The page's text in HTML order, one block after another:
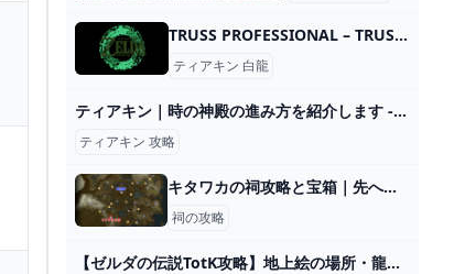
TRUSS PROFESSIONAL – TRUSS PROFESSIONAL
ティアキン 白龍
ティアキン｜時の神殿の進み方を紹介します - ゲームブログちゅこっと陽だまる
ティアキン 攻略
キタワカの祠攻略と宝箱｜先へ繋ぐ道
祠の攻略
【ゼルダの伝説TotK攻略】地上絵の場所・龍の泪の座標｜マスターソード入手方法 さぶかるちゃん